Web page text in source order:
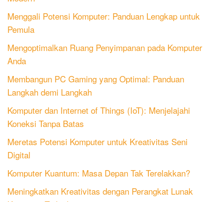
Menggali Potensi Komputer: Panduan Lengkap untuk
Pemula
Mengoptimalkan Ruang Penyimpanan pada Komputer
Anda
Membangun PC Gaming yang Optimal: Panduan
Langkah demi Langkah
Komputer dan Internet of Things (IoT): Menjelajahi
Koneksi Tanpa Batas
Meretas Potensi Komputer untuk Kreativitas Seni
Digital
Komputer Kuantum: Masa Depan Tak Terelakkan?
Meningkatkan Kreativitas dengan Perangkat Lunak